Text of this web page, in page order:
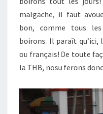
malgache, il faut
bon, comme tous
boirons. Il paraît qu’ici,
ou français! De toute
la THB, nosu ferons